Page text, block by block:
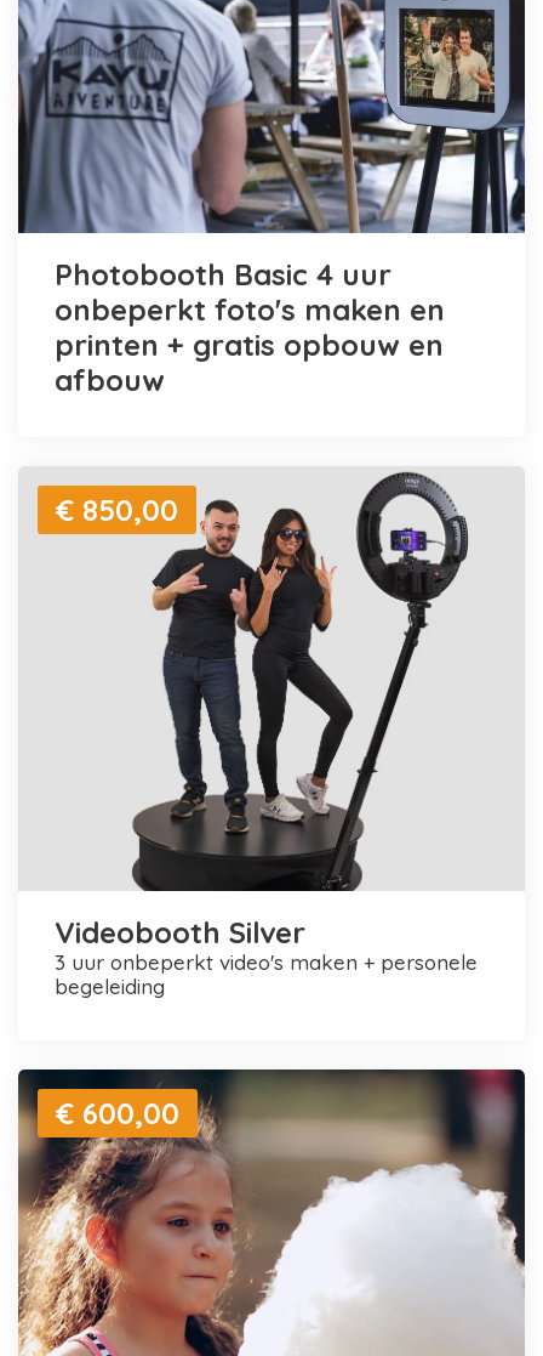
Photobooth Basic 4 uur
onbeperkt foto's maken en
printen + gratis opbouw en
afbouw
€ 850,00
Videobooth Silver
3 uur onbeperkt video's maken + personele
begeleiding
€ 600,00